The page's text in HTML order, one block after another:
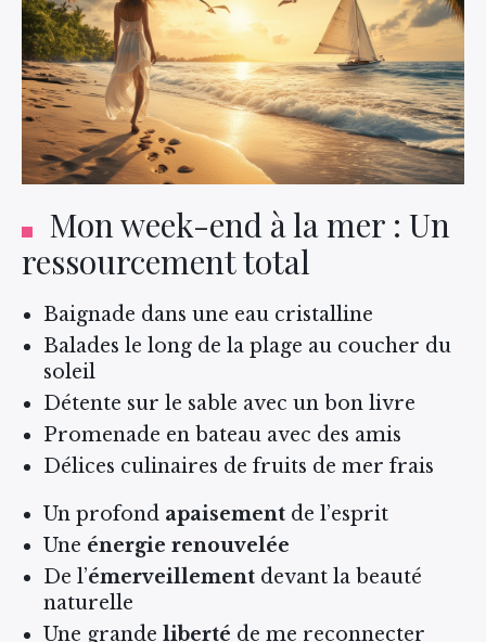
Mon week-end à la mer : Un
ressourcement total
Baignade dans une eau cristalline
Balades le long de la plage au coucher du
soleil
Détente sur le sable avec un bon livre
Promenade en bateau avec des amis
Délices culinaires de fruits de mer frais
Un profond apaisement de l’esprit
Une énergie renouvelée
De l’émerveillement devant la beauté
naturelle
Une grande liberté de me reconnecter